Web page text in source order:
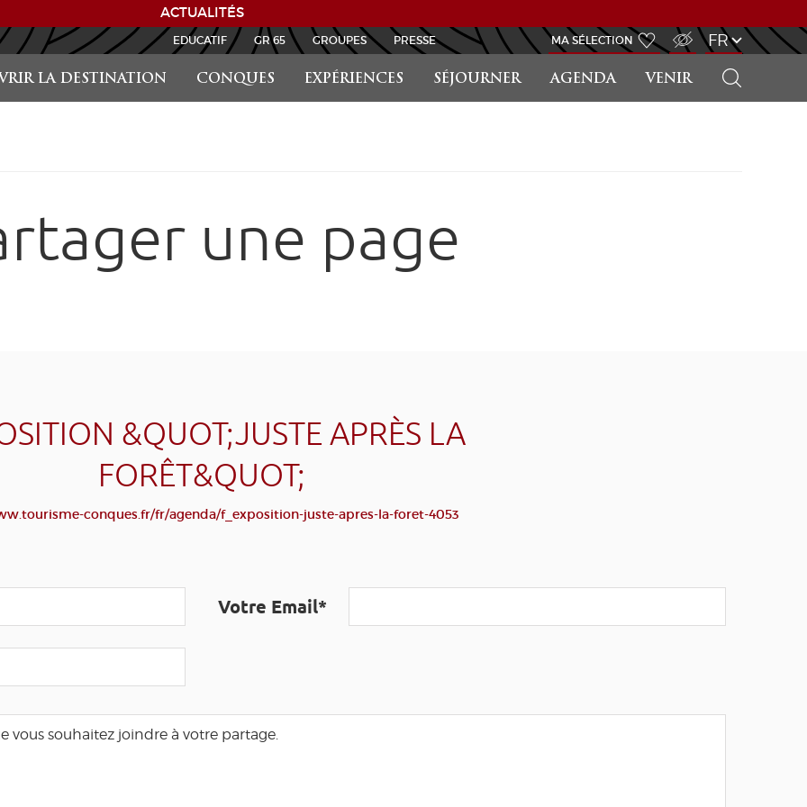
ACTUALITÉS
LA DESTINATION CONQUES EXPÉRIENCES SÉJOURNER AGENDA VENIR
EDUCATIF GR 65 GROUPES PRESSE MA SÉLECTION FR
une page
&QUOT;JUSTE APRÈS LA
FORÊT&QUOT;
conques.fr/fr/agenda/f_exposition-juste-apres-la-foret-4053
Votre Email*